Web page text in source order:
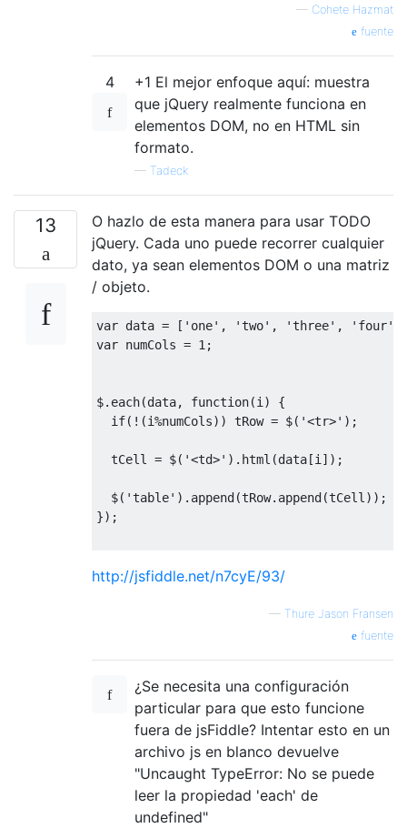
— Cohete Hazmat
fuente
4
+1 El mejor enfoque aquí: muestra
que jQuery realmente funciona en
elementos DOM, no en HTML sin
formato.
— Tadeck
13
O hazlo de esta manera para usar TODO
jQuery. Cada uno puede recorrer cualquier
dato, ya sean elementos DOM o una matriz
/ objeto.
var data = [ 'one' , 'two' , 'three' , 'four'
var numCols = 1 ;
$. each(data, function(i )
{
if(!(i%numCols)) tRow = $( '<tr>' );
  tCell
= $( '<td>' ). html (data[i ]);
  $
( 'table' ). append(tRow. append(tCell ));
});
http://jsfiddle.net/n7cyE/93/
— Thure Jason Fransen
fuente
¿Se necesita una configuración
particular para que esto funcione
fuera de jsFiddle? Intentar esto en un
archivo js en blanco devuelve
"Uncaught TypeError: No se puede
leer la propiedad 'each' de
undefined"